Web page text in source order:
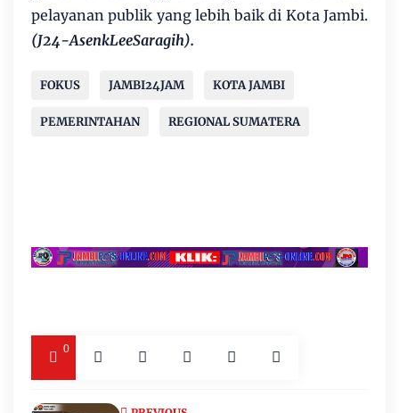
pelayanan publik yang lebih baik di Kota Jambi.
(J24-AsenkLeeSaragih).
FOKUS JAMBI24JAM KOTA JAMBI
PEMERINTAHAN REGIONAL SUMATERA
0